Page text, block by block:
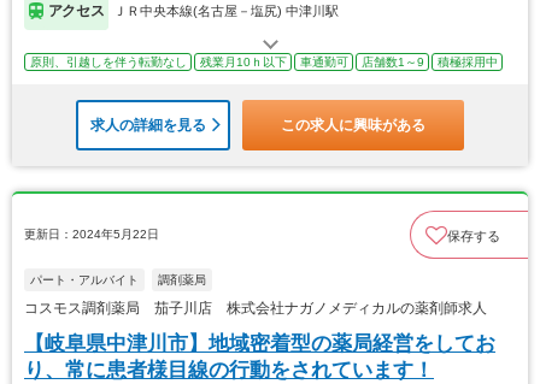
アクセス ＪＲ中央本線(名古屋－塩尻) 中津川駅
原則、引越しを伴う転勤なし 残業月10ｈ以下 車通勤可 店舗数1～9 積極採用中
求人の詳細を見る この求人に興味がある
更新日：2024年5月22日 保存する
パート・アルバイト 調剤薬局
コスモス調剤薬局 茄子川店 株式会社ナガノメディカルの薬剤師求人
【岐阜県中津川市】地域密着型の薬局経営をしてお
り、常に患者様目線の行動をされています！